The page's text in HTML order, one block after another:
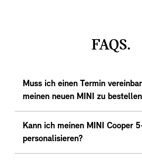
FAQS.
Muss ich einen Termin
meinen neuen MINI zu
Kann ich meinen MINI Cooper
personalisieren?